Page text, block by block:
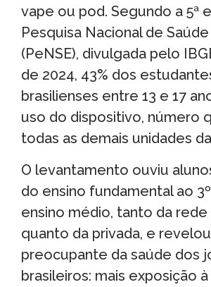
vape ou pod. Segundo a 5ª
Pesquisa Nacional de
(PeNSE), divulgada pelo
de 2024, 43% dos
brasilienses entre 13 e 17
uso do dispositivo, número
todas as demais unidades
O levantamento ouviu
do ensino fundamental ao
ensino médio, tanto da rede
quanto da privada, e
preocupante da saúde dos
brasileiros: mais exposição